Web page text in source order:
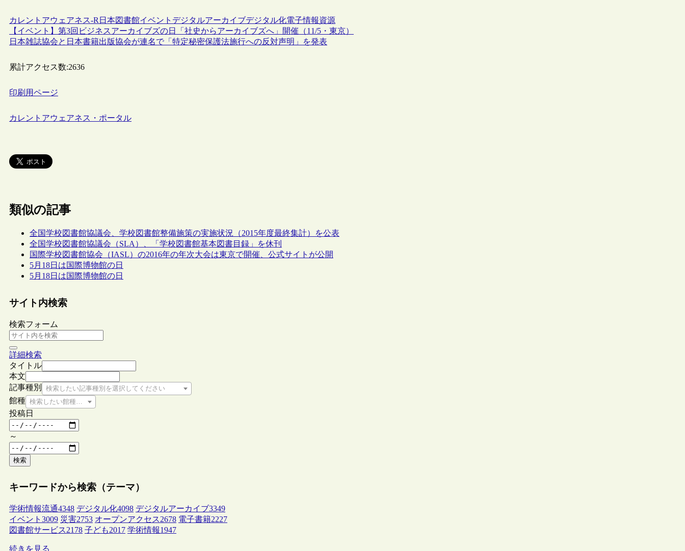
カレントアウェアネス-R 日本図書館イベント デジタルアーカイブデジタル化電子情報資源
【イベント】第3回ビジネスアーカイブズの日「社史からアーカイブズへ」開催（11/5・東京）
日本雑誌協会と日本書籍出版協会が連名で「特定秘密保護法施行への反対声明」を発表
累計アクセス数:2636
印刷用ページ
カレントアウェアネス・ポータル
類似の記事
全国学校図書館協議会、学校図書館整備施策の実施状況（2015年度最終集計）を公表
全国学校図書館協議会（SLA）、「学校図書館基本図書目録」を休刊
国際学校図書館協会（IASL）の2016年の年次大会は東京で開催、公式サイトが公開
5月18日は国際博物館の日
5月18日は国際博物館の日
サイト内検索
検索フォーム
詳細検索
タイトル
本文
記事種別
検索したい記事種別を選択してください
館種 検索したい館種を選択してください
投稿日
～
検索
キーワードから検索（テーマ）
学術情報流通4348 デジタル化4098 デジタルアーカイブ3349
イベント 3009 災害2753 オープンアクセス2678 電子書籍2227
図書館サービス2178 子ども2017 学術情報1947
続きを見る